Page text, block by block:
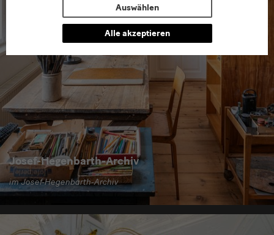
Josef-Hegenbarth-Archiv
im Josef-Hegenbarth-Archiv
Auswählen
Alle akzeptieren